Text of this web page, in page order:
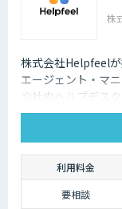
株
株式会社Helpfeel
エージェント・マ
や社内ヘルプデス
テムです。特許技
利用料金
要相談